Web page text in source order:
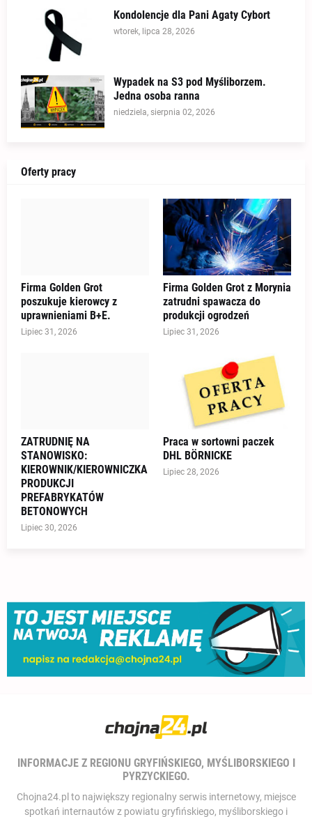
Kondolencje dla Pani Agaty Cybort
wtorek, lipca 28, 2026
Wypadek na S3 pod Myśliborzem.
Jedna osoba ranna
niedziela, sierpnia 02, 2026
Oferty pracy
Firma Golden Grot
poszukuje kierowcy z
uprawnieniami B+E.
Lipiec 31, 2026
Firma Golden Grot z Morynia
zatrudni spawacza do
produkcji ogrodzeń
Lipiec 31, 2026
ZATRUDNIĘ NA
STANOWISKO:
KIEROWNIK/KIEROWNICZKA
PRODUKCJI
PREFABRYKATÓW
BETONOWYCH
Lipiec 30, 2026
Praca w sortowni paczek
DHL BÖRNICKE
Lipiec 28, 2026
INFORMACJE Z REGIONU GRYFIŃSKIEGO, MYŚLIBORSKIEGO I
PYRZYCKIEGO.
Chojna24.pl to największy regionalny serwis internetowy, miejsce
spotkań internautów z powiatu gryfińskiego, myśliborskiego i